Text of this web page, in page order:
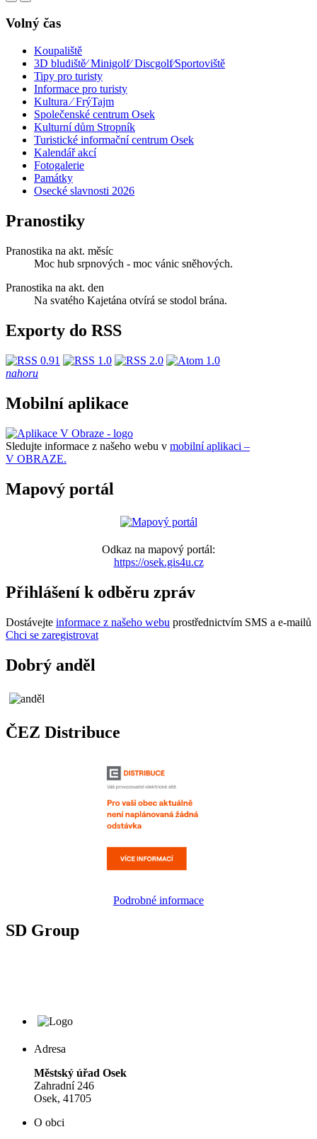
Volný čas
Koupaliště
3D bludiště⁄ Minigolf⁄ Discgolf⁄Sportoviště
Tipy pro turisty
Informace pro turisty
Kultura ⁄ FrýTajm
Společenské centrum Osek
Kulturní dům Stropník
Turistické informační centrum Osek
Kalendář akcí
Fotogalerie
Památky
Osecké slavnosti 2026
Pranostiky
Pranostika na akt. měsíc
Moc hub srpnových - moc vánic sněhových.
Pranostika na akt. den
Na svatého Kajetána otvírá se stodol brána.
Exporty do RSS
nahoru
Mobilní aplikace
Sledujte informace z našeho webu v mobilní aplikaci –
V OBRAZE.
Mapový portál
Odkaz na mapový portál:
https://osek.gis4u.cz
Přihlášení k odběru zpráv
Dostávejte informace z našeho webu prostřednictvím SMS a e-mailů
Chci se zaregistrovat
Dobrý anděl
ČEZ Distribuce
Podrobné informace
SD Group
Adresa
Městský úřad Osek
Zahradní 246
Osek, 41705
O obci